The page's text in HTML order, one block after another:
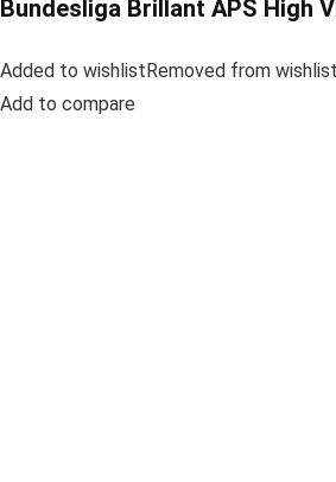
Bundesliga Brillant APS High
Added to wishlistRemoved from
Add to compare